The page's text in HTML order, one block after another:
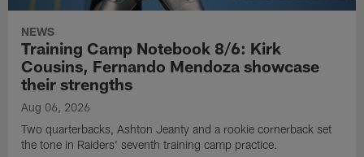
NEWS
Training Camp Notebook 8/6: Kirk
Cousins, Fernando Mendoza showcase
their strengths
Aug 06, 2026
Two quarterbacks, Ashton Jeanty and a rookie cornerback set
the tone in Raiders' seventh training camp practice.